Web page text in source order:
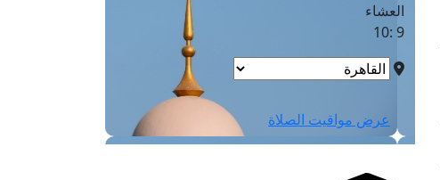
العشاء
9 :10
عرض مواقيت الصلاة